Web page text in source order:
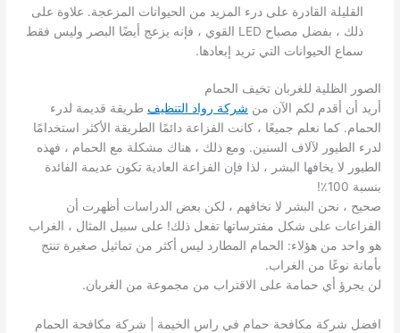
القليلة القادرة على درء المزيد من الحيوانات المزعجة. علاوة على
ذلك ، بفضل مصباح LED القوي ، فإنه يزعج أيضًا البصر وليس فقط
سماع الحيوانات التي تريد إبعادها.
الصور الظلية للغربان تخيف الحمام
أريد أن أقدم لكم الآن من شركة رواد التنظيف طريقة قديمة لدرء
الحمام. كما نعلم جميعًا ، كانت الفزاعة دائمًا الطريقة الأكثر استخدامًا
لدرء الطيور لآلاف السنين. ومع ذلك ، هناك مشكلة مع الحمام ، فهذه
الطيور لا يخافها البشر ، لذا فإن الفزاعة العادية تكون عديمة الفائدة
بنسبة 100٪!
صحيح ، نحن البشر لا نخافهم ، لكن بعض الدراسات أظهرت أن
الفزاعات على شكل مفترساتها تفعل ذلك! على سبيل المثال ، الغراب
هو واحد من هؤلاء: الحمام المطارد ليس أكثر من تماثيل صغيرة تنتج
بأمانة نوعًا من الغراب.
لن يجرؤ أي حمامة على الاقتراب من مجموعة من الغربان.
افضل شركة مكافحة حمام في راس الخيمة | شركة مكافحة الحمام